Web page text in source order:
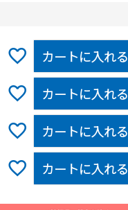
カートに入れる
カートに入れる
カートに入れる
カートに入れる